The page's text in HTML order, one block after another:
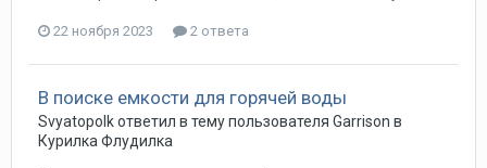
22 ноября 2023 2 ответа
В поиске емкости для горячей воды
Svyatopolkответил в тему пользователя Garrison в
Курилка Флудилка